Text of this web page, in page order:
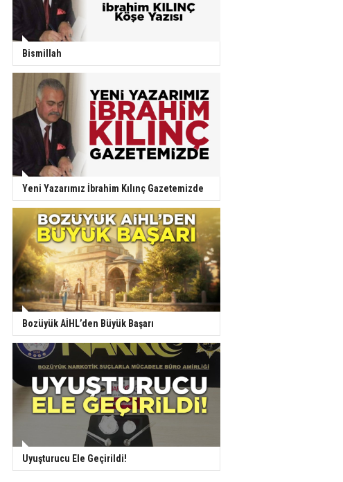
Bismillah
Yeni Yazarımız İbrahim Kılınç Gazetemizde
Bozüyük AİHL’den Büyük Başarı
Uyuşturucu Ele Geçirildi!